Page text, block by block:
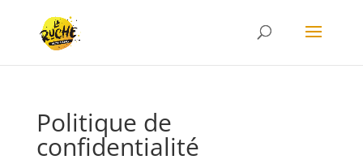
Politique de
confidentialité